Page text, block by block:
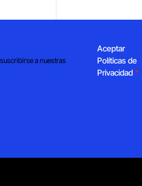
a nuestras
Aceptar
Políticas de
Privacidad *